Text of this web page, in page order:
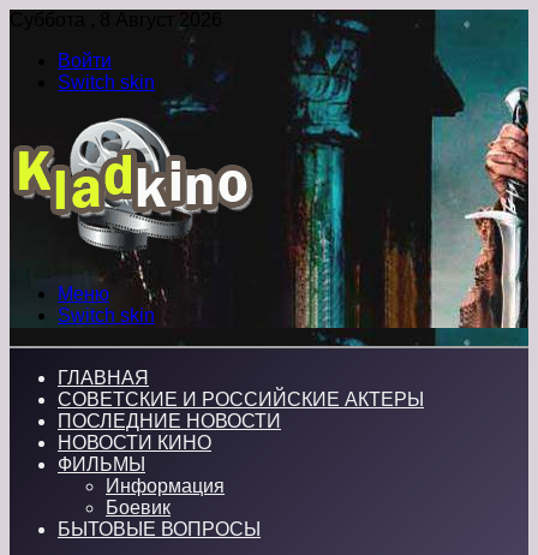
Суббота , 8 Август 2026
Войти
Switch skin
Меню
Switch skin
ГЛАВНАЯ
СОВЕТСКИЕ И РОССИЙСКИЕ АКТЕРЫ
ПОСЛЕДНИЕ НОВОСТИ
НОВОСТИ КИНО
ФИЛЬМЫ
Информация
Боевик
БЫТОВЫЕ ВОПРОСЫ